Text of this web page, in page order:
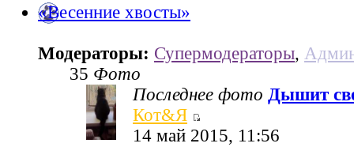
«Весенние хвосты»
Модераторы: Супермодераторы,
35 Фото
Последнее фото Дышит
Кот&Я
14 май 2015, 11:56